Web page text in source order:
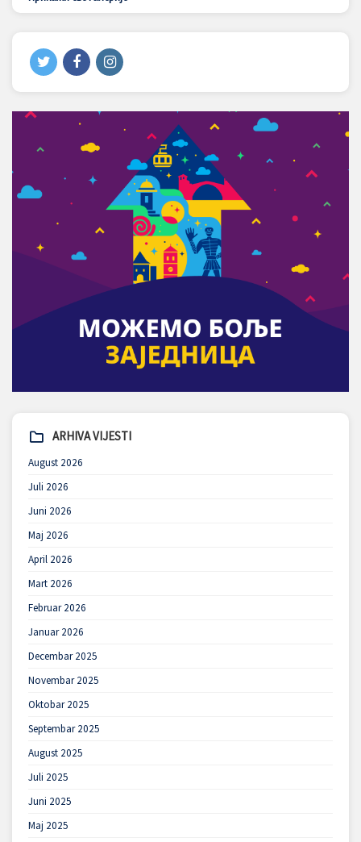
ARHIVA VIJESTI
August 2026
Juli 2026
Juni 2026
Maj 2026
April 2026
Mart 2026
Februar 2026
Januar 2026
Decembar 2025
Novembar 2025
Oktobar 2025
Septembar 2025
August 2025
Juli 2025
Juni 2025
Maj 2025